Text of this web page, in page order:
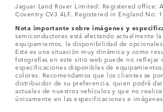
Jaguar Land Rover Limited: Registered office:
Coventry CV3 4LF. Registered in England No:
Nota importante sobre imágenes y
semiconductores está afectando actualmente
equipamientos, la disponibilidad de
Esta es una situación muy dinámica y como
fotografías en este sitio web puede no reflejar
especificaciones disponibles de
colores. Recomendamos que los clientes se
distribuidor de su preferencia, quien podrá
actuales de nuestros vehículos y que no
únicamente en las especificaciones e